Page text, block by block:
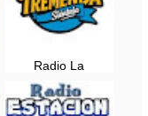
Radio La
Tremenda
¡Siéntela! en vivo -
Lima, Peru